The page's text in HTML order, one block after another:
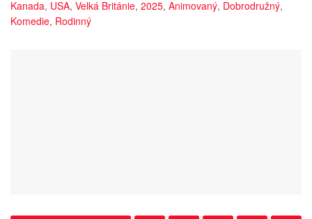
Kanada, USA, Velká Británie, 2025, Animovaný, Dobrodružný,
Komedie, Rodinný